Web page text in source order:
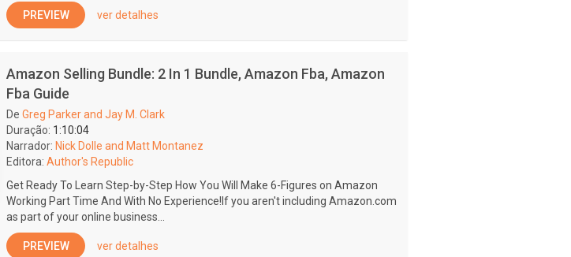
PREVIEW ver detalhes
Amazon Selling Bundle: 2 In 1 Bundle, Amazon Fba, Amazon
Fba Guide
De Greg Parker and Jay M. Clark
Duração: 1:10:04
Narrador: Nick Dolle and Matt Montanez
Editora: Author's Republic
Get Ready To Learn Step-by-Step How You Will Make 6-Figures on Amazon
Working Part Time And With No Experience!If you aren't including Amazon.com
as part of your online business...
PREVIEW ver detalhes